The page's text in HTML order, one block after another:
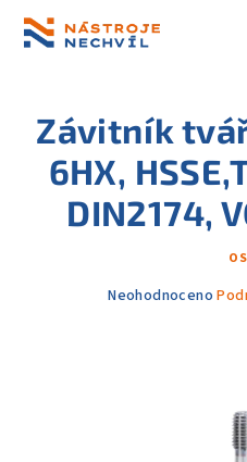
obsah
Závitník
6HX,
DIN2174,
Průměrné
Neohodnoceno